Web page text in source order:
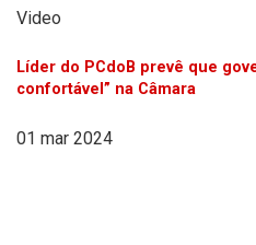
Video
Líder do PCdoB prevê que
confortável” na Câmara
01 mar 2024